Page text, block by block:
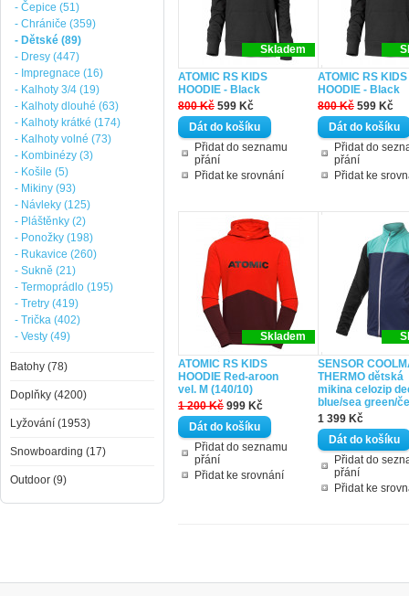
Skladem
ATOMIC RS KIDS
HOODIE - Black
800 Kč 599 Kč
Přidat do seznamu
přání
Přidat ke srovnání
ATOMIC RS KIDS
HOODIE - Black
800 Kč 599 Kč
Přidat do
přání
Přidat ke
Skladem
ATOMIC RS KIDS
HOODIE Red-aroon
vel. M (140/10)
1 200 Kč 999 Kč
Přidat do seznamu
přání
Přidat ke srovnání
SENSOR
THERMO dětská
mikina celozip
blue/sea green/
1 399 Kč
Přidat do
přání
Přidat ke
- Čepice (51)
- Chrániče (359)
- Dětské (89)
- Dresy (447)
- Impregnace (16)
- Kalhoty 3/4 (19)
- Kalhoty dlouhé (63)
- Kalhoty krátké (174)
- Kalhoty volné (73)
- Kombinézy (3)
- Košile (5)
- Mikiny (93)
- Návleky (125)
- Pláštěnky (2)
- Ponožky (198)
- Rukavice (260)
- Sukně (21)
- Termoprádlo (195)
- Tretry (419)
- Trička (402)
- Vesty (49)
Batohy (78)
Doplňky (4200)
Lyžování (1953)
Snowboarding (17)
Outdoor (9)